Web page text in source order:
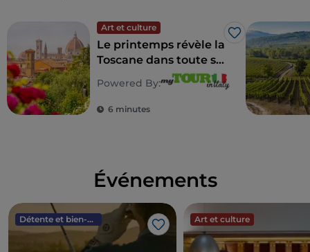
leur place dans un paysage qui semble avoir été créé
pour le préserver.
Art et culture
J’aime
Le printemps révèle la
Toscane dans toute sa
Powered By:
6 minutes
Événements
Détente et bien-être
J’aime
Art et culture